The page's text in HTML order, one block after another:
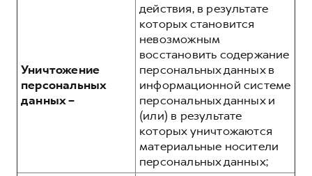
Уничтожение
персональных
данных –
действия, в результате
которых становится
невозможным
восстановить содержание
персональных данных в
информационной системе
персональных данных и
(или) в результате
которых уничтожаются
материальные носители
персональных данных;